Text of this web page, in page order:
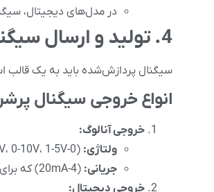
در مدل‌های دیجیتال،
4. تولید و ارسال سیگنال خروجی
سیگنال پردازش‌شده باید به یک قالب
انواع خروجی سیگنال
خروجی آنالوگ:
ولتاژی: (0-5V، 0-10V، 1-5V و …)
جریانی: (4-20mA) که برای ارسال داده در فواصل طولانی مناسب‌تر است.
خروجی دیجیتال: